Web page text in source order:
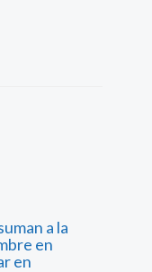
a la
en
en